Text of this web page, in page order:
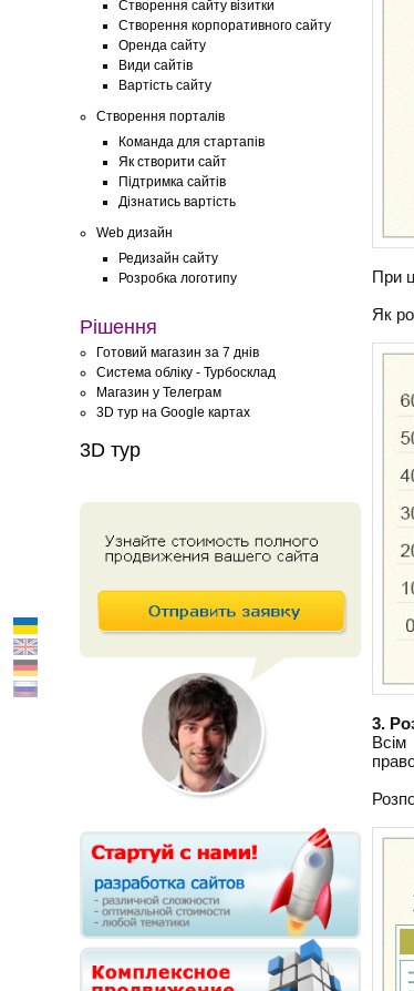
Створення сайту візитки
Створення корпоративного сайту
Оренда сайту
Види сайтів
Вартість сайту
Створення порталів
Команда для стартапів
Як створити сайт
Підтримка сайтів
Дізнатись вартість
Web дизайн
Редизайн сайту
Розробка логотипу
Рішення
Готовий магазин за 7 днів
Система обліку - Турбосклад
Магазин у Телеграм
3D тур на Google картах
3D тур
При
Як
3.